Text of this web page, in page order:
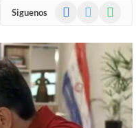
Siguenos Facebook